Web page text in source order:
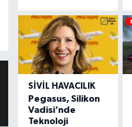
SIVIL HAVACILIK
Pegasus, Silikon
Vadisi’nde
Teknoloji